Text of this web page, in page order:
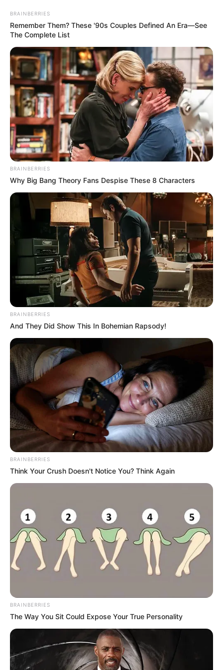
siguruar një biletë historike për në mesin e tetë skuadrave
më të mira të turneut.
Një nga figurat kryesore të Zvicrës ishte kapiteni
Xhaka
, futbollisti me origjinë shqiptare nga Kosova, i cili
edhe një herë dëshmoi rëndësinë e tij në mesin e fushës.
BRAINBERRIES
Remember Them? These '90s Couples Defined An Era—See
The Complete List
BRAINBERRIES
Why Big Bang Theory Fans Despise These 8 Characters
BRAINBERRIES
And They Did Show This In Bohemian Rapsody!
BRAINBERRIES
Think Your Crush Doesn't Notice You? Think Again
BRAINBERRIES
The Way You Sit Could Expose Your True Personality